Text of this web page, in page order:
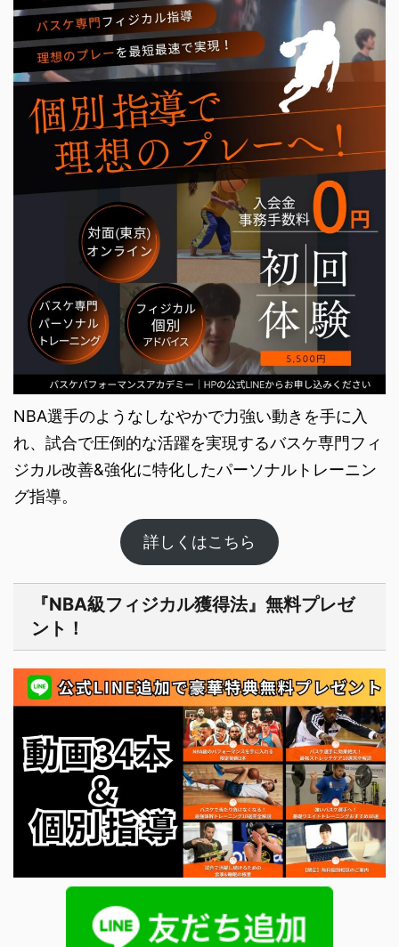
NBA選手のようなしなやかで力強い動きを手に入
れ、試合で圧倒的な活躍を実現するバスケ専門フィ
ジカル改善&強化に特化したパーソナルト​レーニン
グ指導。
詳しくはこちら
『NBA級フィジカル獲得法』無料プレゼ
ント！